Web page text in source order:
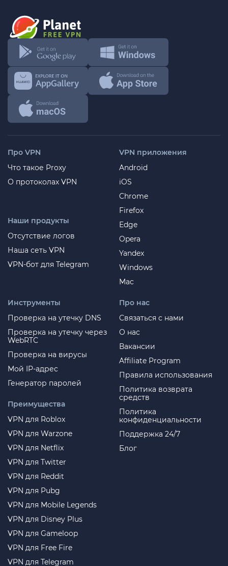
Про VPN
Что такое Proxy
О протоколах VPN
Наши продукты
Отсутствие логов
Наша сеть VPN
VPN-бот для Telegram
VPN приложения
Android
iOS
Chrome
Firefox
Edge
Opera
Yandex
Windows
Mac
Про нас
Связаться с нами
О нас
Вакансии
Affiliate Program
Правила использования
Политика возврата
средств
Политика
конфиденциальности
Поддержка 24/7
Блог
Инструменты
Проверка на утечку DNS
Проверка на утечку через
WebRTC
Проверка на вирусы
Мой IP-адрес
Генератор паролей
Преимущества
VPN для Roblox
VPN для Warzone
VPN для Netflix
VPN для Twitter
VPN для Reddit
VPN для Pubg
VPN для Mobile Legends
VPN для Disney Plus
VPN для Gameloop
VPN для Free Fire
VPN для Telegram